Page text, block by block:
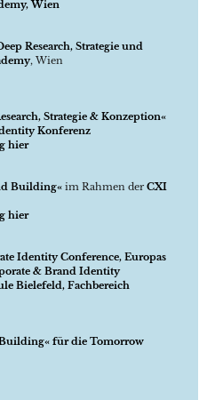
Wien
Research, Strategie und
, Wien
Strategie & Konzeption«
Konferenz
hier
Building« im Rahmen der CXI
hier
Identity Conference, Europas
& Brand Identity
Bielefeld, Fachbereich
für die Tomorrow